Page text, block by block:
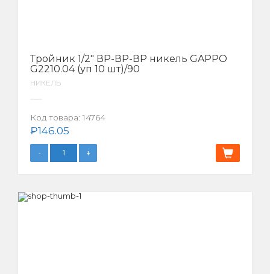
Тройник 1/2″ ВР-ВР-ВР никель GAPPO
G2210.04 (уп 10 шт)/90
НИКЕЛЬ
Код товара: 14764
₽146.05